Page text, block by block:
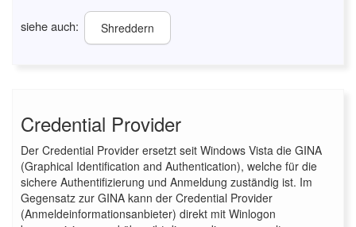
siehe auch: Shreddern
Credential Provider
Der Credential Provider ersetzt seit Windows Vista die GINA
(Graphical Identification and Authentication), welche für die
sichere Authentifizierung und Anmeldung zuständig ist. Im
Gegensatz zur GINA kann der Credential Provider
(Anmeldeinformationsanbieter) direkt mit Winlogon